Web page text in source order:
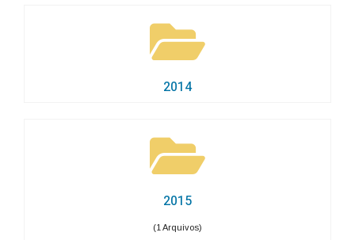
2014
2015
(1 Arquivos)